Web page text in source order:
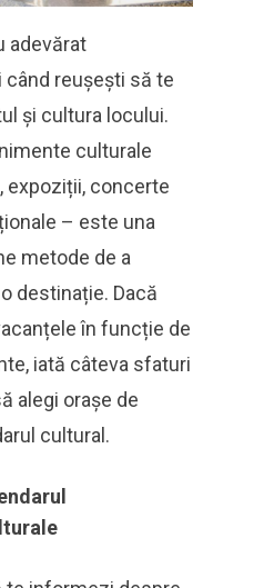
adevărat
reușești să te
și cultura locului.
culturale
expoziții, concerte
– este una
metode de a
destinație. Dacă
în funcție de
iată câteva sfaturi
alegi orașe de
cultural.